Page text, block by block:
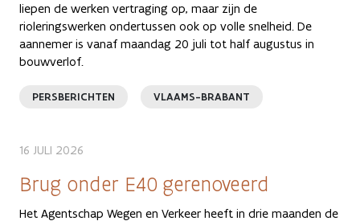
liepen de werken vertraging op, maar zijn de
rioleringswerken ondertussen ook op volle snelheid. De
aannemer is vanaf maandag 20 juli tot half augustus in
bouwverlof.
PERSBERICHTEN VLAAMS-BRABANT
16 JULI 2026
Brug onder E40 gerenoveerd
Het Agentschap Wegen en Verkeer heeft in drie maanden de